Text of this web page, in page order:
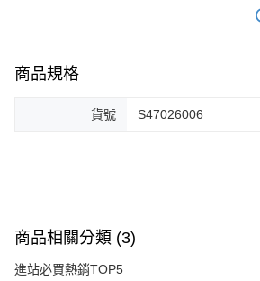
商品規格
貨號 S47026006
商品相關分類 (3)
進站必買熱銷TOP5